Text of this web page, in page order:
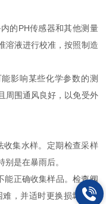
的PH传感器和其他测量
溶液进行校准，按照制造
影响某些化学参数的测
周围通风良好，以免受外
集水样。定期检查采样
是在暴雨后。
正确收集样品。检查阀
，并适时更换损坏的阀